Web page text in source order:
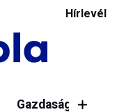
Hírlevél
Gazdaság